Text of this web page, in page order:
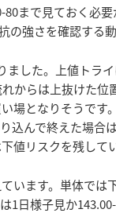
まで見ておく必要
の強さを確認する動
した。上値トラ
からは上抜けた
となりそうです
込んで終えた場合
値リスクを残して
います。単体で
1日様子見か